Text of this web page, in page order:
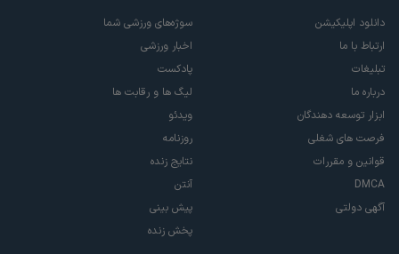
دانلود اپلیکیشن
ارتباط با ما
تبلیغات
درباره ما
ابزار توسعه دهندگان
فرصت های شغلی
قوانین و مقررات
DMCA
آگهی دولتی
سوژه‌های ورزشی شما
اخبار ورزشی
پادکست
لیگ ها و رقابت ها
ویدئو
روزنامه
نتایج زنده
آنتن
پیش بینی
پخش زنده